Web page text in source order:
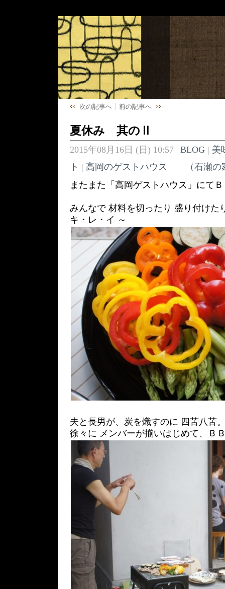
次の記事へ 前の記事へ
夏休み 其のⅡ
2015年08月16日 (日) 10:57 BLOG| 美
ト | 高岡のゲストハウス （石瀬の
またまた「高岡ゲストハウス」にて
みんなで 材料を切ったり 盛り付けた
キ・レ・イ ～
夫と長男が、炭を熾すのに 四苦八苦
徐々に メンバーが揃いはじめて、Ｂ